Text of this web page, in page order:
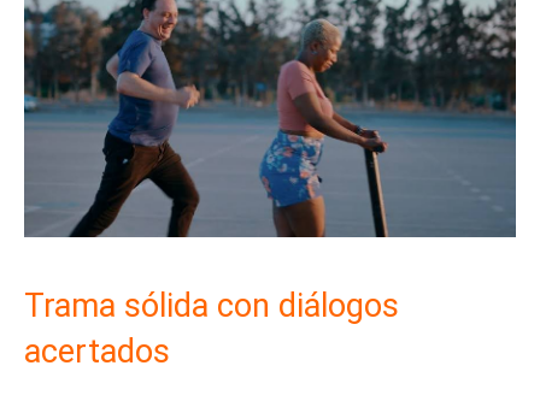
Trama sólida con diálogos
acertados